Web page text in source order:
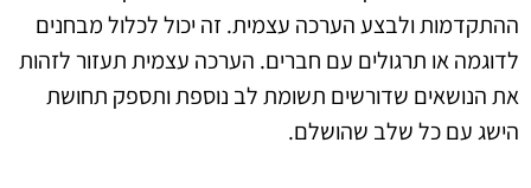
ההתקדמות ולבצע הערכה עצמית. זה יכול לכלול מבחנים
לדוגמה או תרגולים עם חברים. הערכה עצמית תעזור לזהות
את הנושאים שדורשים תשומת לב נוספת ותספק תחושת
הישג עם כל שלב שהושלם.